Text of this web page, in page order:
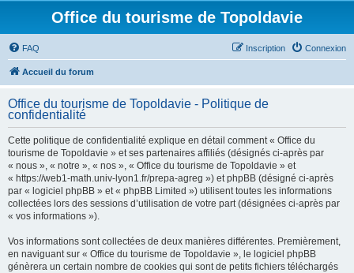
Office du tourisme de Topoldavie
FAQ Connexion
Inscription
Accueil du forum
Office du tourisme de Topoldavie - Politique de
confidentialité
Cette politique de confidentialité explique en détail comment « Office du
tourisme de Topoldavie » et ses partenaires affiliés (désignés ci-après par
« nous », « notre », « nos », « Office du tourisme de Topoldavie » et
« https://web1-math.univ-lyon1.fr/prepa-agreg ») et phpBB (désigné ci-après
par « logiciel phpBB » et « phpBB Limited ») utilisent toutes les informations
collectées lors des sessions d’utilisation de votre part (désignées ci-après par
« vos informations »).
Vos informations sont collectées de deux manières différentes. Premièrement,
en naviguant sur « Office du tourisme de Topoldavie », le logiciel phpBB
génèrera un certain nombre de cookies qui sont de petits fichiers téléchargés